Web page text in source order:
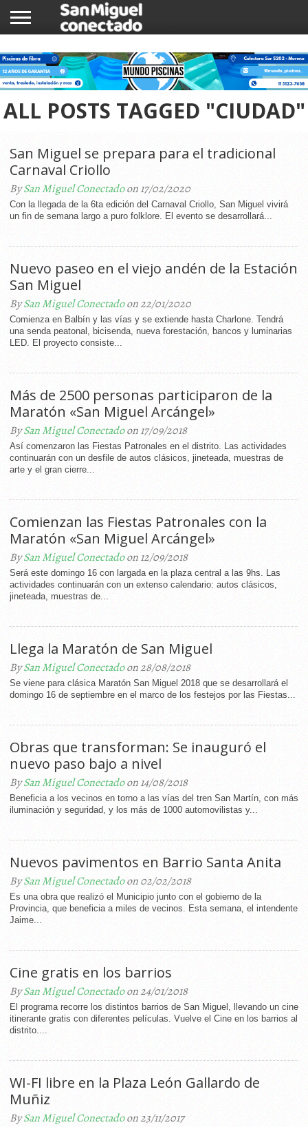
NOTICIAS
COMUNIDAD
COMERCIOS
ALL POSTS TAGGED "CIUDAD"
San Miguel se prepara para el tradicional
Carnaval Criollo
BySan Miguel Conectadoon 17/02/2020
Con la llegada de la 6ta edición del Carnaval Criollo, San Miguel vivirá
un fin de semana largo a puro folklore. El evento se desarrollará...
Nuevo paseo en el viejo andén de la Estación
San Miguel
BySan Miguel Conectadoon 22/01/2020
Comienza en Balbín y las vías y se extiende hasta Charlone. Tendrá
una senda peatonal, bicisenda, nueva forestación, bancos y luminarias
LED. El proyecto consiste...
Más de 2500 personas participaron de la
Maratón «San Miguel Arcángel»
BySan Miguel Conectadoon 17/09/2018
Así comenzaron las Fiestas Patronales en el distrito. Las actividades
continuarán con un desfile de autos clásicos, jineteada, muestras de
arte y el gran cierre...
Comienzan las Fiestas Patronales con la
Maratón «San Miguel Arcángel»
BySan Miguel Conectadoon 12/09/2018
Será este domingo 16 con largada en la plaza central a las 9hs. Las
actividades continuarán con un extenso calendario: autos clásicos,
jineteada, muestras de...
Llega la Maratón de San Miguel
BySan Miguel Conectadoon 28/08/2018
Se viene para clásica Maratón San Miguel 2018 que se desarrollará el
domingo 16 de septiembre en el marco de los festejos por las Fiestas...
Obras que transforman: Se inauguró el
nuevo paso bajo a nivel
BySan Miguel Conectadoon 14/08/2018
Beneficia a los vecinos en torno a las vías del tren San Martín, con más
iluminación y seguridad, y los más de 1000 automovilistas y...
Nuevos pavimentos en Barrio Santa Anita
BySan Miguel Conectadoon 02/02/2018
Es una obra que realizó el Municipio junto con el gobierno de la
Provincia, que beneficia a miles de vecinos. Esta semana, el intendente
Jaime...
Cine gratis en los barrios
BySan Miguel Conectadoon 24/01/2018
El programa recorre los distintos barrios de San Miguel, llevando un cine
itinerante gratis con diferentes películas. Vuelve el Cine en los barrios al
distrito....
WI-FI libre en la Plaza León Gallardo de
Muñiz
BySan Miguel Conectadoon 23/11/2017